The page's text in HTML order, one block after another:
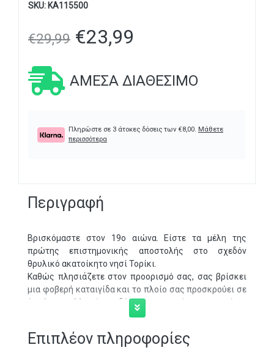
SKU: KA115500
€29,99 €23,99
ΆΜΕΣΑ ΔΙΑΘΈΣΙΜΟ
Πληρώστε σε 3 άτοκες δόσεις των €8,00. Μάθετε
περισσότερα
Περιγραφή
Βρισκόμαστε στον 19ο αιώνα. Είστε τα μέλη της
πρώτης επιστημονικής αποστολής στο σχεδόν
θρυλικό ακατοίκητο νησί Τορίκι.
Καθώς πλησιάζετε στον προορισμό σας, σας βρίσκει
μια φοβερή καταιγίδα και το πλοίο σας προσκρούει σε
ύφαλους. Με όση δύναμη σας έχει απομείνει,
κολυμπάτε στην ακτή, και εδώ ξεκινάει η περιπέτεια
Έχετε ό,τι χρειάζεται για να αντιμετωπίσετε τις
Επιπλέον πληροφορίες